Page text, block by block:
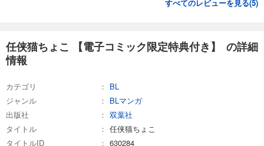
すべてのレビューを見る(5)
任侠猫ちょこ 【電子コミック限定特典付き】 の詳細
情報
カテゴリ
BL
ジャンル
BLマンガ
出版社
双葉社
タイトル
任侠猫ちょこ
タイトルID
630284